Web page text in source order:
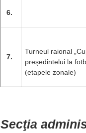
6.
7.
Turneul raional
preşedintelui la
(etapele zonale)
Secţia